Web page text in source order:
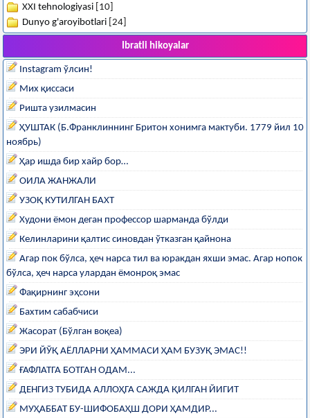
XXI tehnologiyasi [10]
Dunyo g'aroyibotlari [24]
Ibratli hikoyalar
Instagram ўлсин!
Мих қиссаси
Ришта узилмасин
ҲУШТАК (Б.Франклиннинг Бритон хонимга мактуби. 1779 йил 10
ноябрь)
Ҳар ишда бир хайр бор…
ОИЛА ЖАНЖАЛИ
УЗОҚ КУТИЛГАН БАХТ
Худони ёмон деган профессор шарманда бўлди
Келинларини қалтис синовдан ўтказган қайнона
Агар пок бўлса, ҳеч нарса тил ва юракдан яхши эмас. Агар нопок
бўлса, ҳеч нарса улардан ёмонроқ эмас
Фақирнинг эҳсони
Бахтим сабабчиси
Жасорат (Бўлган воқеа)
ЭРИ ЙЎҚ АЁЛЛАРНИ ҲАММАСИ ҲАМ БУЗУҚ ЭМАС!!
ҒАФЛАТГА БОТГАН ОДАМ...
ДЕНГИЗ ТУБИДА АЛЛОҲГА САЖДА ҚИЛГАН ЙИГИТ
МУҲАББАТ БУ-ШИФОБАҲШ ДОРИ ҲАМДИР...